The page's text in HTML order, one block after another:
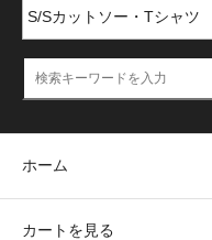
ホーム
カートを見る